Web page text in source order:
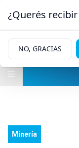
Minería
¿Querés
NO, GRACIAS